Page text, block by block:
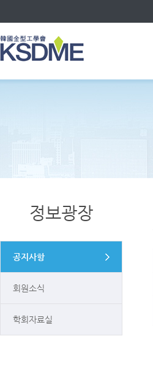
정보광장
공지사항
회원소식
학회자료실